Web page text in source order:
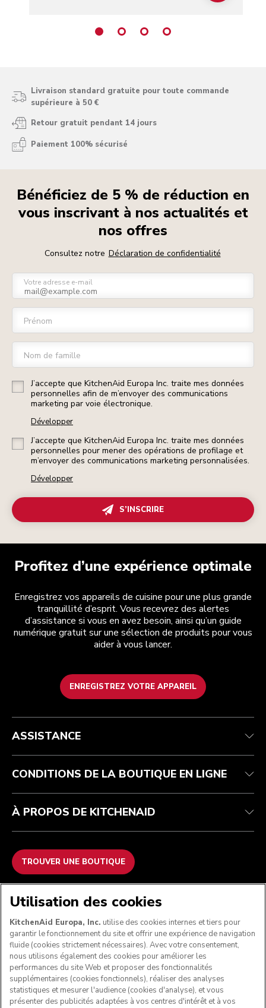
Livraison standard gratuite pour toute commande
supérieure à 50 €
Retour gratuit pendant 14 jours
Paiement 100% sécurisé
Bénéficiez de 5 % de réduction en
vous inscrivant à nos actualités et
nos offres
Consultez notre Déclaration de confidentialité
Votre adresse e-mail
Prénom
Nom de famille
J’accepte que KitchenAid Europa Inc. traite mes données
personnelles afin de m’envoyer des communications
marketing par voie électronique.
Développer
J’accepte que KitchenAid Europa Inc. traite mes données
personnelles pour mener des opérations de profilage et
m’envoyer des communications marketing personnalisées.
Développer
S’INSCRIRE
Profitez d’une expérience optimale
Enregistrez vos appareils de cuisine pour une plus grande
tranquillité d’esprit. Vous recevrez des alertes
d’assistance si vous en avez besoin, ainsi qu’un guide
numérique gratuit sur une sélection de produits pour vous
aider à vous lancer.
ENREGISTREZ VOTRE APPAREIL
Health Check
Suivez votre commande
Garantie et documents
FAQ
Conditions générales de vente
Retours et remboursements
Imprint
ODR
La marque
Trouver une boutique
ASSISTANCE
CONDITIONS DE LA BOUTIQUE EN LIGNE
À PROPOS DE KITCHENAID
TROUVER UNE BOUTIQUE
NOUS ACCEPTONS
SUIVEZ-NOUS
Utilisation des cookies
KitchenAid Europa, Inc. utilise des cookies internes et tiers pour
garantir le fonctionnement du site et offrir une expérience de navigation
fluide (cookies strictement nécessaires). Avec votre consentement,
nous utilisons également des cookies pour améliorer les
performances du site Web et proposer des fonctionnalités
supplémentaires (cookies fonctionnels), réaliser des analyses
statistiques et mesurer l'audience (cookies d'analyse), et vous
présenter des publicités adaptées à vos centres d'intérêt et à vos